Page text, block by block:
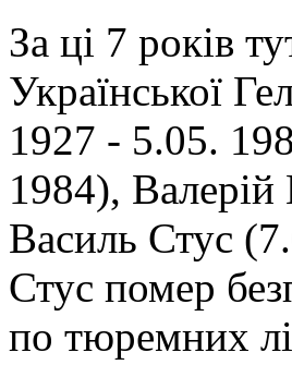
За ці 7 років
Української
1927 - 5.05.
1984),
Василь Стус
Стус помер
по тюремних